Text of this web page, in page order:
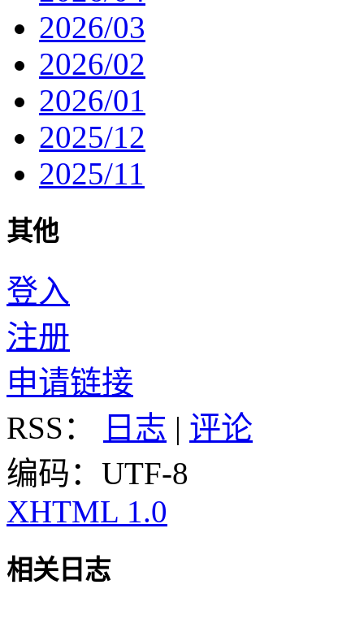
2026/03
2026/02
2026/01
2025/12
2025/11
其他
登入
注册
申请链接
RSS：
日志 | 评论
编码：UTF-8
XHTML 1.0
相关日志